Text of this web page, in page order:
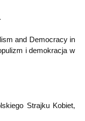
and Democracy in
i demokracja w
Strajku Kobiet,